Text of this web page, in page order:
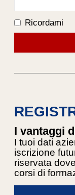
Ricordami
I vantaggi
I tuoi dati
iscrizione
riservata
corsi di